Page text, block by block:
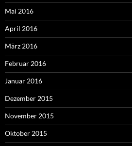
Mai 2016
April 2016
März 2016
Februar 2016
Januar 2016
Dezember 2015
November 2015
Oktober 2015